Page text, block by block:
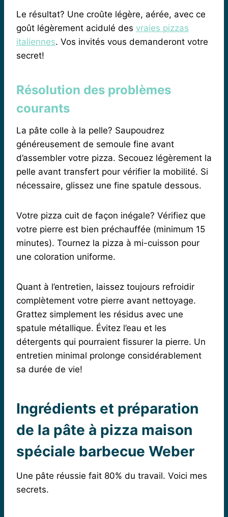
Le résultat? Une croûte légère, aérée, avec ce
goût légèrement acidulé des vraies pizzas
italiennes. Vos invités vous demanderont votre
secret!
Résolution des problèmes
courants
La pâte colle à la pelle? Saupoudrez
généreusement de semoule fine avant
d’assembler votre pizza. Secouez légèrement la
pelle avant transfert pour vérifier la mobilité. Si
nécessaire, glissez une fine spatule dessous.
Votre pizza cuit de façon inégale? Vérifiez que
votre pierre est bien préchauffée (minimum 15
minutes). Tournez la pizza à mi-cuisson pour
une coloration uniforme.
Quant à l’entretien, laissez toujours refroidir
complètement votre pierre avant nettoyage.
Grattez simplement les résidus avec une
spatule métallique. Évitez l’eau et les
détergents qui pourraient fissurer la pierre. Un
entretien minimal prolonge considérablement
sa durée de vie!
Ingrédients et préparation
de la pâte à pizza maison
spéciale barbecue Weber
Une pâte réussie fait 80% du travail. Voici mes
secrets.